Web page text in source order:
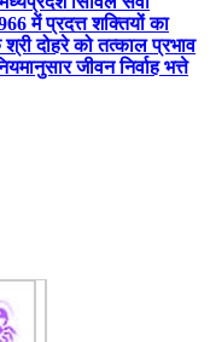
में प्रदत्त शक्तियों का
दोहरे को तत्काल प्रभाव
जीवन निर्वाह भत्ते